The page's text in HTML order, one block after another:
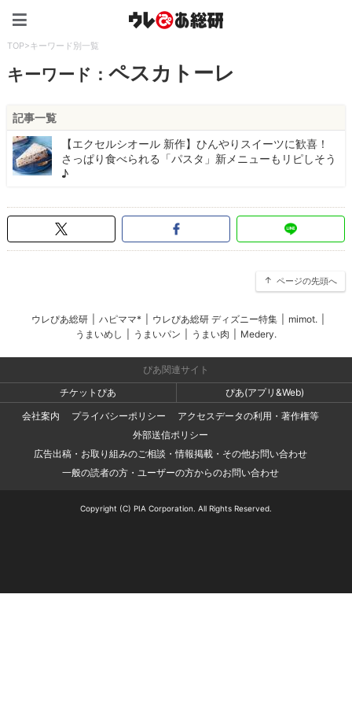
TOP>キーワード別一覧
キーワード：ペスカトーレ
記事一覧
【エクセルシオール 新作】ひんやりスイーツに歓喜！
さっぱり食べられる「パスタ」新メニューもリピしそう
♪
ページの先頭へ
ウレぴあ総研 ハピママ* ウレぴあ総研 ディズニー特集 mimot.
うまいめし
うまいパン うまい肉 Medery.
ぴあ関連サイト
チケットぴあ
ぴあ(アプリ&Web)
会社案内
プライバシーポリシー
アクセスデータの利用・著作権等
外部送信ポリシー
広告出稿・お取り組みのご相談・情報掲載・その他お問い合わせ
一般の読者の方・ユーザーの方からのお問い合わせ
Copyright (C) PIA Corporation. All Rights Reserved.